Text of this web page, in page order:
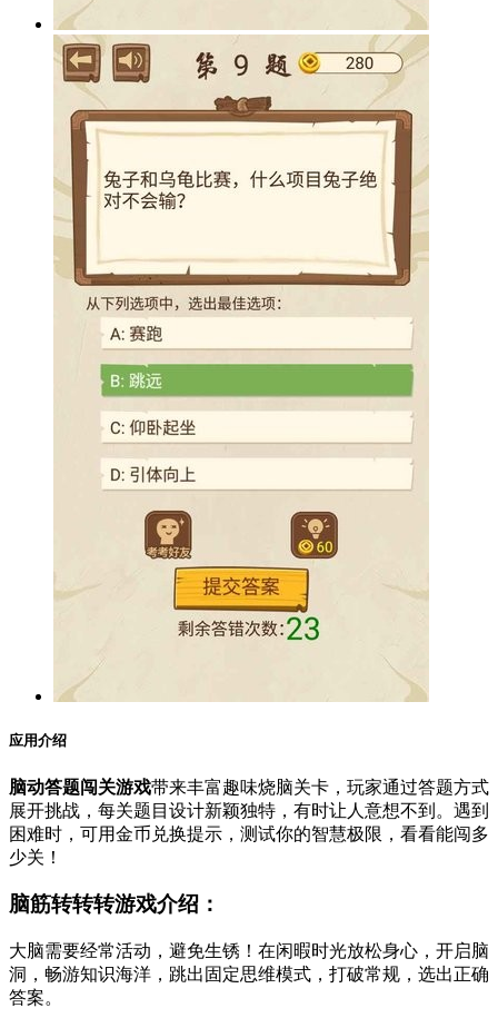
应用介绍
脑动答题闯关游戏带来丰富趣味烧脑关卡，玩家通过答题方式
展开挑战，每关题目设计新颖独特，有时让人意想不到。遇到
困难时，可用金币兑换提示，测试你的智慧极限，看看能闯多
少关！
脑筋转转转游戏介绍：
大脑需要经常活动，避免生锈！在闲暇时光放松身心，开启脑
洞，畅游知识海洋，跳出固定思维模式，打破常规，选出正确
答案。